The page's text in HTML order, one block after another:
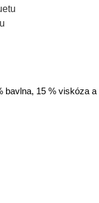
15 % viskóza